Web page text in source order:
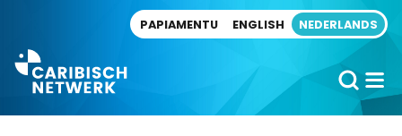
PAPIAMENTU ENGLISH NEDERLANDS